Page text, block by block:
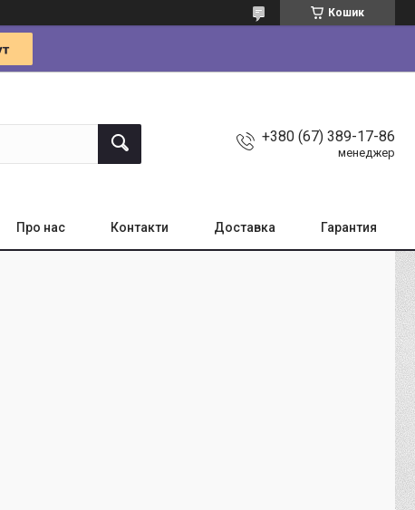
Кошик
+380 (67) 389-17-86
менеджер
Про нас Контакти Доставка Гарантия